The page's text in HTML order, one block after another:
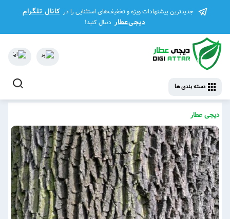
جدیدترین پیشنهادات ویژه و تخفیف‌های استثنایی را در کانال تلگرام
دیجی‌عطار دنبال کنید!
دسته بندی ها
دیجی عطار